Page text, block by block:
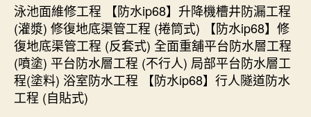
泳池面維修工程 【防水ip68】升降機槽井防漏工程
(灌漿) 修復地底渠管工程 (捲筒式) 【防水ip68】修
復地底渠管工程 (反套式) 全面重舖平台防水層工程
(噴塗) 平台防水層工程 (不行人) 局部平台防水層工
程(塗料) 浴室防水工程 【防水ip68】行人隧道防水
工程 (自貼式)